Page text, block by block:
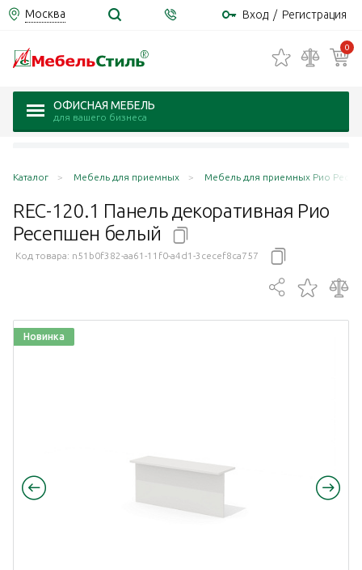
Москва Вход / Регистрация
0
ОФИСНАЯ МЕБЕЛЬ
для вашего бизнеса
Каталог Мебель для приемных Мебель для приемных Рио
REC-120.1 Панель декоративная Рио
Ресепшен белый
Код товара: n51b0f382-aa61-11f0-a4d1-3cecef8ca757
Новинка